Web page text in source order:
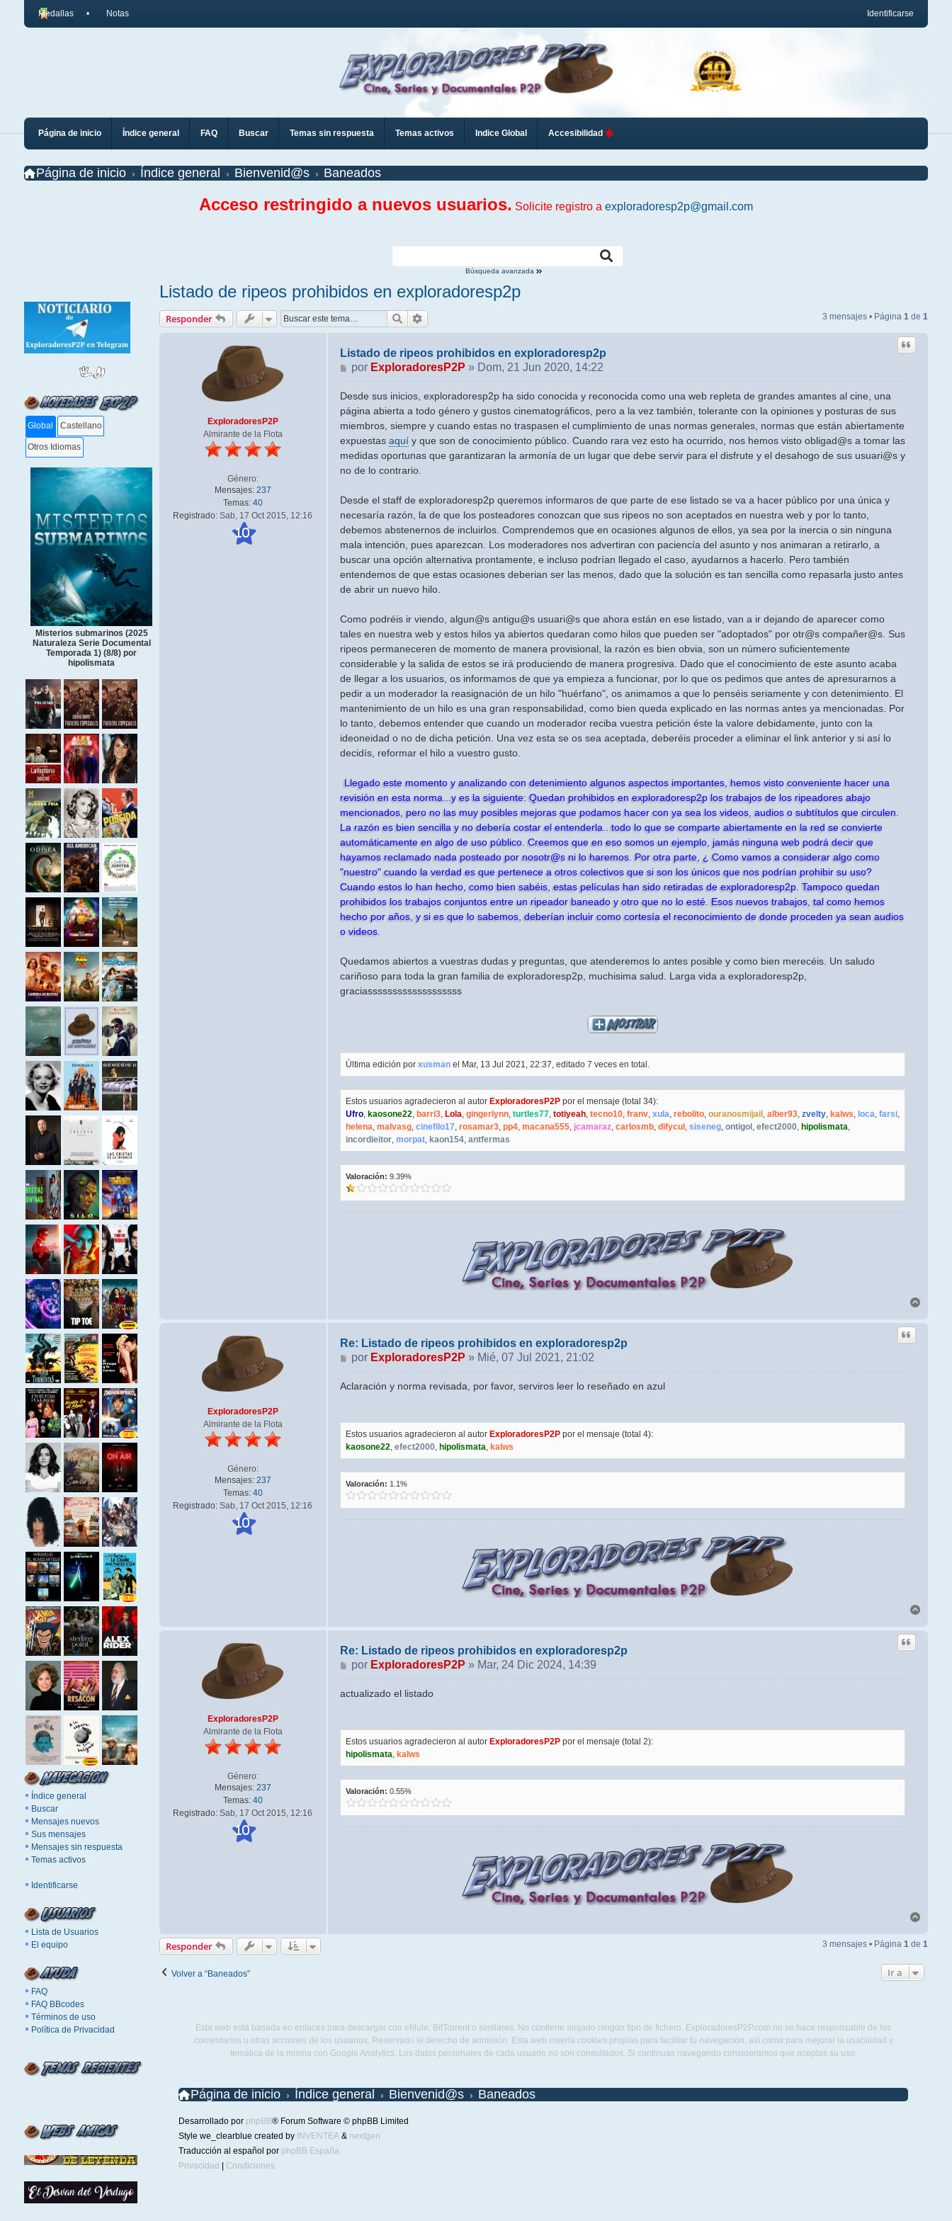
Identificarse
Medallas Notas
Página de inicio Índice general FAQ Buscar Temas sin respuesta Temas activos Indice Global Accesibilidad
Página de inicio Índice general Bienvenid@s Baneados
Acceso restringido a nuevos usuarios. Solicite registro a exploradoresp2p@gmail.com
Búsqueda avanzada
Global Castellano
Otros Idiomas
Misterios submarinos (2025
Naturaleza Serie Documental
Temporada 1) (8/8) por
hipolismata
Índice general
Buscar
Mensajes nuevos
Sus mensajes
Mensajes sin respuesta
Temas activos
Identificarse
Lista de Usuarios
El equipo
FAQ
FAQ BBcodes
Términos de uso
Política de Privacidad
Listado de ripeos prohibidos en exploradoresp2p
Responder Buscar 3 mensajes • Página 1de 1
ExploradoresP2P
Almirante de la Flota
Género:
Mensajes: 237
Temas: 40
Registrado: Sab, 17 Oct 2015, 12:16
10
Listado de ripeos prohibidos en exploradoresp2p
Mensaje
por ExploradoresP2P » Dom, 21 Jun 2020, 14:22
Desde sus inicios, exploradoresp2p ha sido conocida y reconocida como una web repleta de grandes amantes al cine, una
página abierta a todo género y gustos cinematográficos, pero a la vez también, tolerante con la opiniones y posturas de sus
miembros, siempre y cuando estas no traspasen el cumplimiento de unas normas generales, normas que están abiertamente
expuestas aquíy que son de conocimiento público. Cuando rara vez esto ha ocurrido, nos hemos visto obligad@s a tomar las
medidas oportunas que garantizaran la armonía de un lugar que debe servir para el disfrute y el desahogo de sus usuari@s y
no de lo contrario.
Desde el staff de exploradoresp2p queremos informaros de que parte de ese listado se va a hacer público por una única y
necesaría razón, la de que los posteadores conozcan que sus ripeos no son aceptados en nuestra web y por lo tanto,
debemos abstenernos de incluirlos. Comprendemos que en ocasiones algunos de ellos, ya sea por la inercia o sin ninguna
mala intención, pues aparezcan. Los moderadores nos advertiran con paciencía del asunto y nos animaran a retirarlo, a
buscar una opción alternativa prontamente, e incluso podrían llegado el caso, ayudarnos a hacerlo. Pero también
entendemos de que estas ocasiones deberian ser las menos, dado que la solución es tan sencilla como repasarla justo antes
de abrir un nuevo hilo.
Como podréis ir viendo, algun@s antigu@s usuari@s que ahora están en ese listado, van a ir dejando de aparecer como
tales en nuestra web y estos hilos ya abiertos quedaran como hilos que pueden ser "adoptados" por otr@s compañer@s. Sus
ripeos permaneceren de momento de manera provisional, la razón es bien obvia, son un número suficientemente
considerable y la salida de estos se irá produciendo de manera progresiva. Dado que el conocimiento de este asunto acaba
de llegar a los usuarios, os informamos de que ya empieza a funcionar, por lo que os pedimos que antes de apresurarnos a
pedir a un moderador la reasignación de un hilo "huérfano", os animamos a que lo penséis seriamente y con detenimiento. El
mantenimiento de un hilo es una gran responsabilidad, como bien queda explicado en las normas antes ya mencionadas. Por
lo tanto, debemos entender que cuando un moderador reciba vuestra petición éste la valore debidamente, junto con la
ideoneidad o no de dicha petición. Una vez esta se os sea aceptada, deberéis proceder a eliminar el link anterior y si así lo
decidís, reformar el hilo a vuestro gusto.
Llegado este momento y analizando con detenimiento algunos aspectos importantes, hemos visto conveniente hacer una
revisión en esta norma...y es la siguiente: Quedan prohibidos en exploradoresp2p los trabajos de los ripeadores abajo
mencionados, pero no las muy posibles mejoras que podamos hacer con ya sea los videos, audios o subtítulos que circulen.
La razón es bien sencilla y no debería costar el entenderla.. todo lo que se comparte abiertamente en la red se convierte
automáticamente en algo de uso público. Creemos que en eso somos un ejemplo, jamás ninguna web podrá decir que
hayamos reclamado nada posteado por nosotr@s ni lo haremos. Por otra parte, ¿ Como vamos a considerar algo como
"nuestro" cuando la verdad es que pertenece a otros colectivos que si son los únicos que nos podrían prohibir su uso?
Cuando estos lo han hecho, como bien sabéis, estas películas han sido retiradas de exploradoresp2p. Tampoco quedan
prohibidos los trabajos conjuntos entre un ripeador baneado y otro que no lo esté. Esos nuevos trabajos, tal como hemos
hecho por años, y si es que lo sabemos, deberían incluir como cortesía el reconocimiento de donde proceden ya sean audios
o videos.
Quedamos abiertos a vuestras dudas y preguntas, que atenderemos lo antes posible y como bien merecéis. Un saludo
cariñoso para toda la gran familia de exploradoresp2p, muchisima salud. Larga vida a exploradoresp2p,
graciasssssssssssssssssss
Última edición por xusmanel Mar, 13 Jul 2021, 22:37, editado 7 veces en total.
Estos usuarios agradecieron al autor ExploradoresP2Ppor el mensaje (total 34):
Ufro, kaosone22, barri3, Lola, gingerlynn, turtles77, totiyeah, tecno10, franv, xula, rebolito, ouranosmijail , alber93, zvelty, kalws, loca, farsi,
helena, malvasg, cinefilo17, rosamar3, pp4, macana555, jcamaraz, carlosmb, difycul , siseneg, ontigol , efect2000, hipolismata,
incordieitor, morpat, kaon154, antfermas
Valoración: 9.39%
ExploradoresP2P
Almirante de la Flota
Género:
Mensajes: 237
Temas: 40
Registrado: Sab, 17 Oct 2015, 12:16
10
Re: Listado de ripeos prohibidos en exploradoresp2p
Mensaje
por ExploradoresP2P » Mié, 07 Jul 2021, 21:02
Aclaración y norma revisada, por favor, serviros leer lo reseñado en azul
Estos usuarios agradecieron al autor ExploradoresP2Ppor el mensaje (total 4):
kaosone22, efect2000, hipolismata, kalws
Valoración: 1.1%
ExploradoresP2P
Almirante de la Flota
Género:
Mensajes: 237
Temas: 40
Registrado: Sab, 17 Oct 2015, 12:16
10
Re: Listado de ripeos prohibidos en exploradoresp2p
Mensaje
por ExploradoresP2P » Mar, 24 Dic 2024, 14:39
actualizado el listado
Estos usuarios agradecieron al autor ExploradoresP2Ppor el mensaje (total 2):
hipolismata, kalws
Valoración: 0.55%
Responder 3 mensajes • Página 1de 1
Volver a “Baneados” Ir a
Esta web está basada en enlaces para descargar con eMule, BitTorrent o similares. No contiene alojado ningún tipo de fichero. ExploradoresP2P.com no se hace responsable de los
comentarios u otras acciones de los usuarios. Reservado el derecho de admisión. Esta web inserta cookies propias para facilitar tu navegación, así como para mejorar la usabilidad y
temática de la misma con Google Analytics. Los datos personales de cada usuario no son consultados. Si continuas navegando consideramos que aceptas su uso.
Página de inicio Índice general Bienvenid@s Baneados
Desarrollado por phpBB® Forum Software © phpBB Limited
Style we_clearblue created by INVENTEA& nextgen
Traducción al español por phpBB España
Privacidad
Condiciones